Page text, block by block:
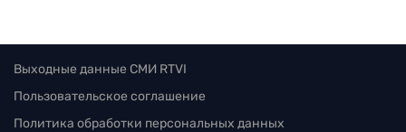
Выходные данные СМИ RTVI
Пользовательское соглашение
Политика обработки персональных данных